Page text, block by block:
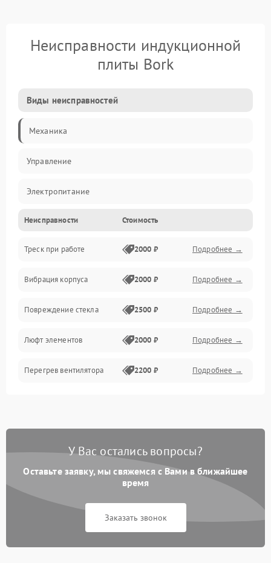
Неисправности индукционной
плиты Bork
Виды неисправностей
Механика
Управление
Электропитание
Нагрев
Неисправности Стоимость
Треск при работе 2000 ₽ Подробнее →
Вибрация корпуса 2000 ₽ Подробнее →
Повреждение стекла 2500 ₽ Подробнее →
Люфт элементов 2000 ₽ Подробнее →
Перегрев вентилятора 2200 ₽ Подробнее →
У Вас остались вопросы?
Оставьте заявку, мы свяжемся с Вами в ближайшее
время
Заказать звонок